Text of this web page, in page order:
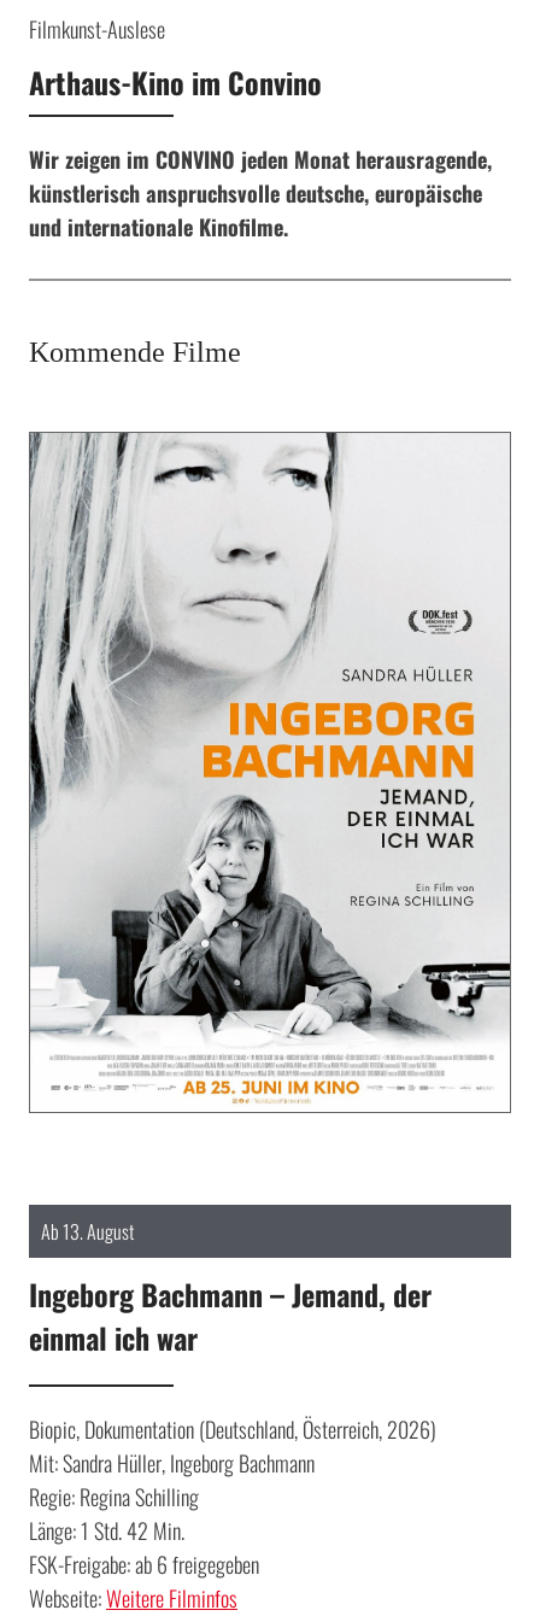
Filmkunst-Auslese
Arthaus-Kino im Convino
Wir zeigen im CONVINO jeden Monat herausragende,
künstlerisch anspruchsvolle deutsche, europäische
und internationale Kinofilme.
Kommende Filme
Ab 13. August
Ingeborg Bachmann – Jemand, der
einmal ich war
Biopic, Dokumentation (Deutschland, Österreich, 2026)
Mit: Sandra Hüller, Ingeborg Bachmann
Regie: Regina Schilling
Länge: 1 Std. 42 Min.
FSK-Freigabe: ab 6 freigegeben
Webseite:Weitere Filminfos